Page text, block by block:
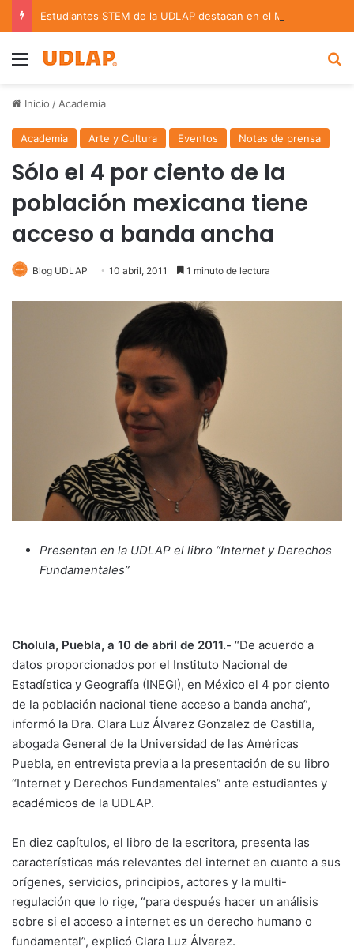
Menu
Inicio / Academia
Academia Arte y Cultura Eventos Notas de prensa
Sólo el 4 por ciento de la
población mexicana tiene
acceso a banda ancha
Blog UDLAP 10 abril, 2011 1 minuto de lectura
Presentan en la UDLAP el libro “Internet y Derechos
Fundamentales”
Cholula, Puebla, a 10 de abril de 2011.- “De acuerdo a
datos proporcionados por el Instituto Nacional de
Estadística y Geografía (INEGI), en México el 4 por ciento
de la población nacional tiene acceso a banda ancha”,
informó la Dra. Clara Luz Álvarez Gonzalez de Castilla,
abogada General de la Universidad de las Américas
Puebla, en entrevista previa a la presentación de su libro
“Internet y Derechos Fundamentales” ante estudiantes y
académicos de la UDLAP.
En diez capítulos, el libro de la escritora, presenta las
características más relevantes del internet en cuanto a sus
orígenes, servicios, principios, actores y la multi-
regulación que lo rige, “para después hacer un análisis
sobre si el acceso a internet es un derecho humano o
fundamental”, explicó Clara Luz Álvarez.